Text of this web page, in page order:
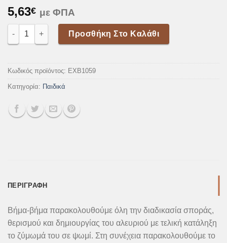
5,63€ με ΦΠΑ
Ζυμώνουμε Πρόσφορο ποσότητα
Προσθήκη Στο Καλάθι
Κωδικός προϊόντος: EXB1059
Κατηγορία: Παιδικά
ΠΕΡΙΓΡΑΦΉ
Βήμα-βήμα παρακολουθούμε όλη την διαδικασία σποράς,
θερισμού και δημιουργίας του αλευριού με τελική κατάληξη
το ζύμωμά του σε ψωμί. Στη συνέχεια παρακολουθούμε το